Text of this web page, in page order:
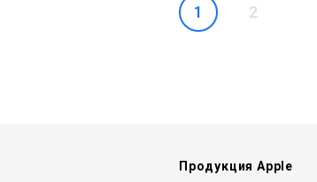
1 2
Продукция Apple